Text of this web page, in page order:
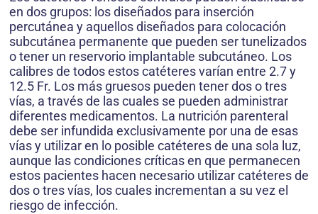
en dos grupos: los diseñados para inserción
percutánea y aquellos diseñados para colocación
subcutánea permanente que pueden ser tunelizados
o tener un reservorio implantable subcutáneo. Los
calibres de todos estos catéteres varían entre 2.7 y
12.5 Fr. Los más gruesos pueden tener dos o tres
vías, a través de las cuales se pueden administrar
diferentes medicamentos. La nutrición parenteral
debe ser infundida exclusivamente por una de esas
vías y utilizar en lo posible catéteres de una sola luz,
aunque las condiciones críticas en que permanecen
estos pacientes hacen necesario utilizar catéteres de
dos o tres vías, los cuales incrementan a su vez el
riesgo de infección.